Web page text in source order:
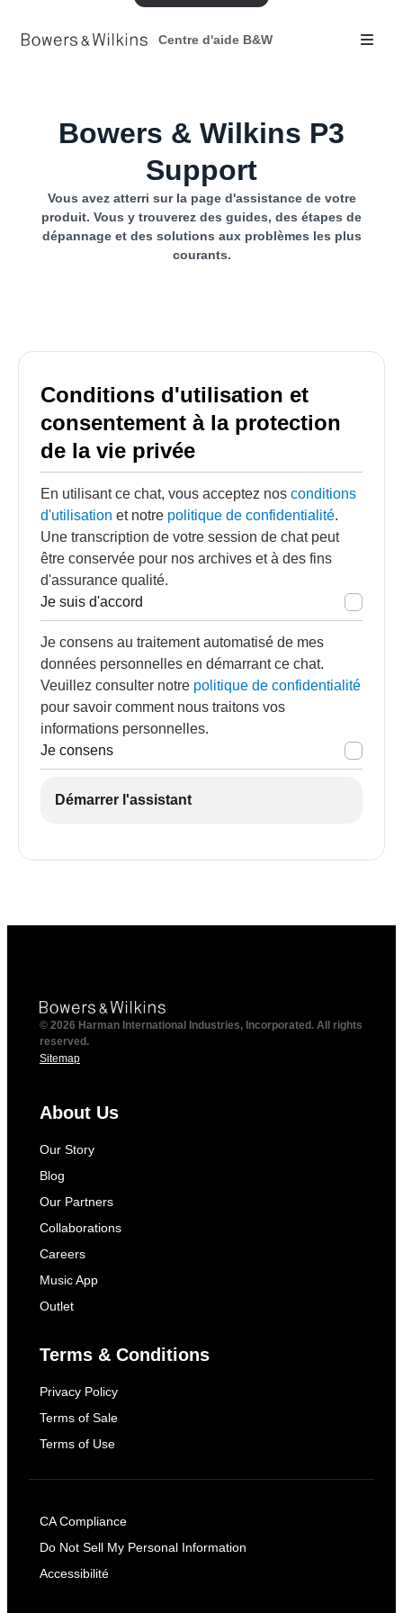
Centre d'aide B&W
Bowers & Wilkins P3
Support
Vous avez atterri sur la page d'assistance de votre
produit. Vous y trouverez des guides, des étapes de
dépannage et des solutions aux problèmes les plus
courants.
Conditions d'utilisation et
consentement à la protection
de la vie privée
En utilisant ce chat, vous acceptez nos conditions
d'utilisation et notre politique de confidentialité.
Une transcription de votre session de chat peut
être conservée pour nos archives et à des fins
d'assurance qualité.
Je suis d'accord
Je consens au traitement automatisé de mes
données personnelles en démarrant ce chat.
Veuillez consulter notre politique de confidentialité
pour savoir comment nous traitons vos
informations personnelles.
Je consens
Démarrer l'assistant
© 2026 Harman International Industries, Incorporated. All rights
reserved.
Sitemap
About Us
Our Story
Blog
Our Partners
Collaborations
Careers
Music App
Outlet
Terms & Conditions
Privacy Policy
Terms of Sale
Terms of Use
CA Compliance
Do Not Sell My Personal Information
Accessibilité